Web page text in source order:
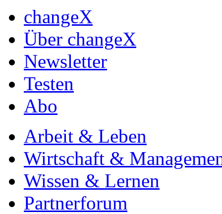
changeX
Über changeX
Newsletter
Testen
Abo
Arbeit & Leben
Wirtschaft &
Wissen & Lernen
Partnerforum